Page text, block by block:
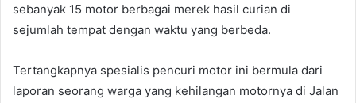
sebanyak 15 motor berbagai merek hasil curian di
sejumlah tempat dengan waktu yang berbeda.
Tertangkapnya spesialis pencuri motor ini bermula dari
laporan seorang warga yang kehilangan motornya di Jalan